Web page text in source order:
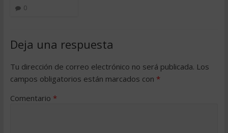
0
Deja una respuesta
Tu dirección de correo electrónico no será publicada. Los
campos obligatorios están marcados con *
Comentario *